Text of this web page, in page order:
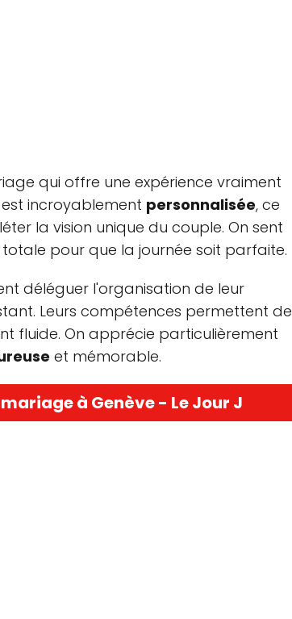
qui offre une expérience vraiment
incroyablement personnalisée, ce
la vision unique du couple. On sent
pour que la journée soit parfaite.
déléguer l'organisation de leur
Leurs compétences permettent de
fluide. On apprécie particulièrement
et mémorable.
à Genève - Le Jour J